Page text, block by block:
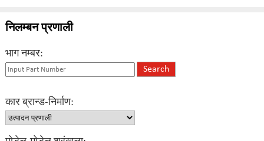
निलम्बन प्रणाली
भाग नम्बर:
कार ब्रान्ड-निर्माण: